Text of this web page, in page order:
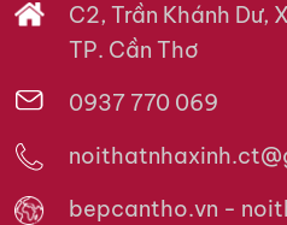
C2, Trần Khánh Dư,
TP. Cần Thơ
0937 770 069
bepcantho.vn -